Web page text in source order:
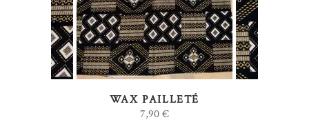
WAX PAILLETÉ
7,90€